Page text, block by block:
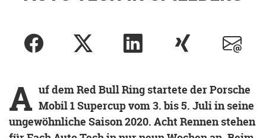
A uf dem Red Bull Ring startete der Porsche
Mobil 1 Supercup vom 3. bis 5. Juli in seine
ungewöhnliche Saison 2020. Acht Rennen stehen